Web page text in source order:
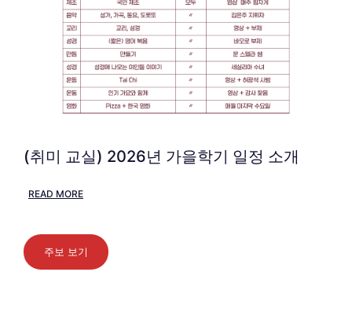
(취미 교실) 2026년 가을학기 일정 소개
READ MORE
주보 보기